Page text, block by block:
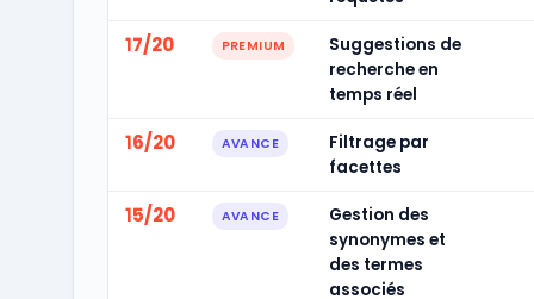
17/20 PREMIUM
Suggestions de
recherche en
temps réel
16/20 AVANCE
Filtrage par
facettes
15/20 AVANCE
Gestion des
synonymes et
des termes
associés